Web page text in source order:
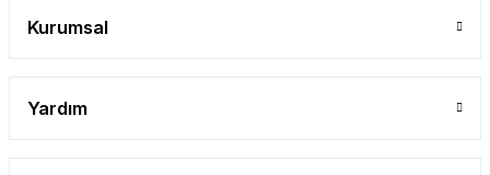
Kurumsal
Yardım